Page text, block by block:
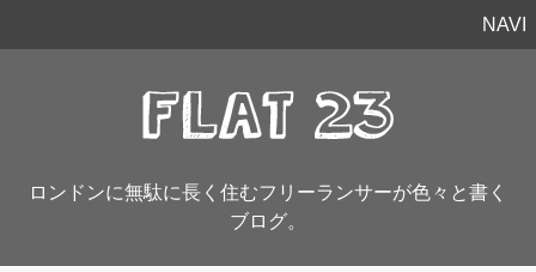
NAVI
ロンドンに無駄に長く住むフリーランサーが色々と書く
ブログ。